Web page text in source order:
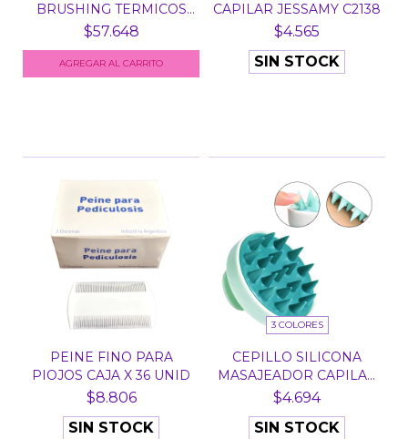
BRUSHING TERMICOS
PASTEL...
$57.648
AGREGAR AL CARRITO
CAPILAR JESSAMY C2138
$4.565
SIN STOCK
PEINE FINO PARA
PIOJOS CAJA X 36 UNID
$8.806
SIN STOCK
3 COLORES
CEPILLO SILICONA
MASAJEADOR CAPILAR
CUER...
$4.694
SIN STOCK